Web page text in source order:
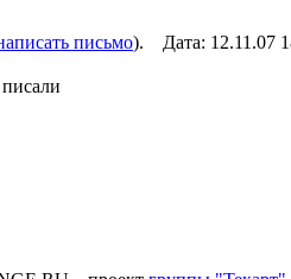
письмо). Дата: 12.11.07
писали